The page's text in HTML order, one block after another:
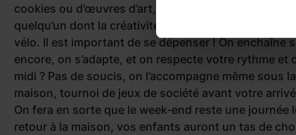
cookies ou d’œuvres d’art, votre baby-sitter
quelqu’un dont la créativité est un atout). Si le
vélo. Il est important de se dépenser ! On enchaîne
encore, on s’adapte, et on respecte votre rythme
midi ? Pas de soucis, on l’accompagne même sous
maison, tournoi de jeux de société avant votre
On fera en sorte que le week-end reste une
retour à la maison, vos enfants auront un tas de